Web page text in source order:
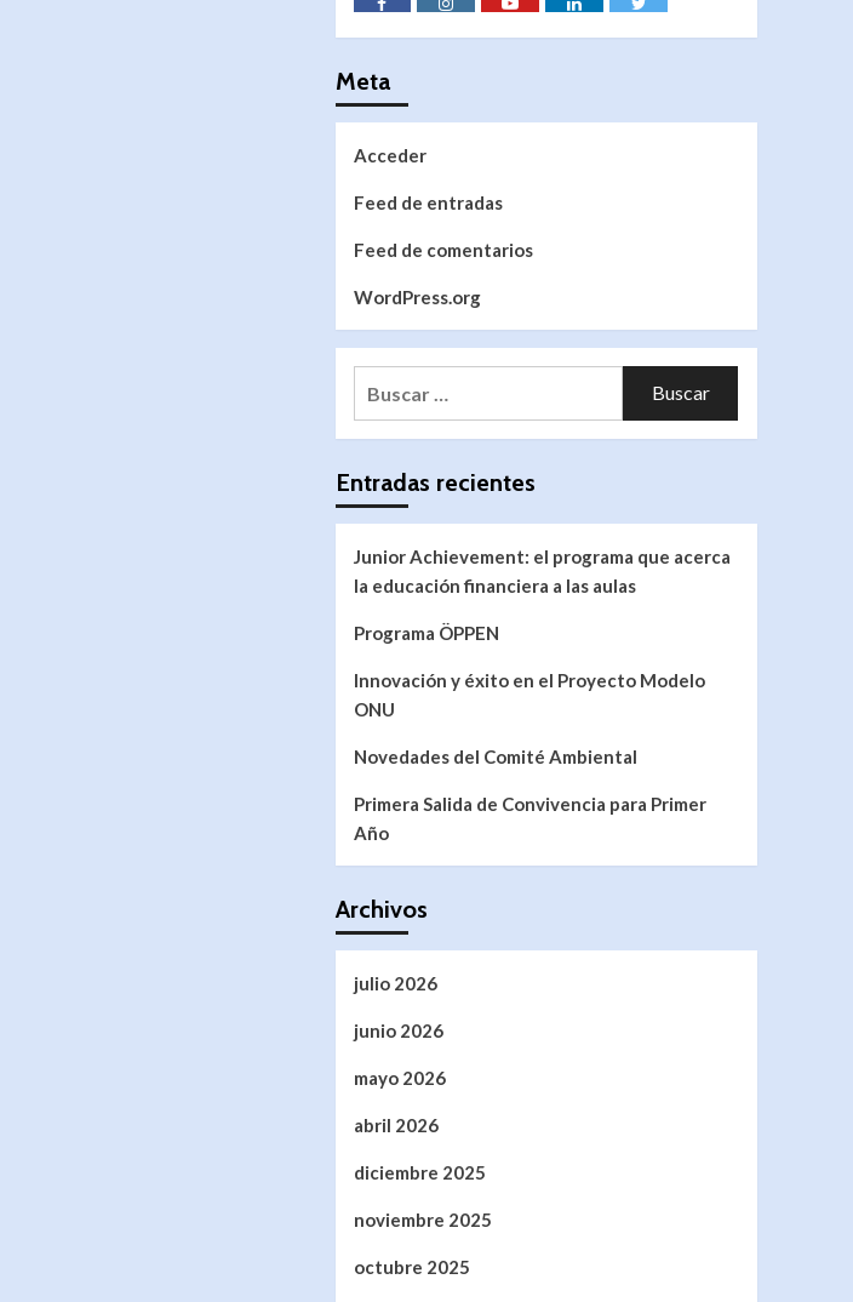
Meta
Acceder
Feed de entradas
Feed de comentarios
WordPress.org
Entradas recientes
Junior Achievement: el programa que acerca
la educación financiera a las aulas
Programa ÖPPEN
Innovación y éxito en el Proyecto Modelo
ONU
Novedades del Comité Ambiental
Primera Salida de Convivencia para Primer
Año
Archivos
julio 2026
junio 2026
mayo 2026
abril 2026
diciembre 2025
noviembre 2025
octubre 2025